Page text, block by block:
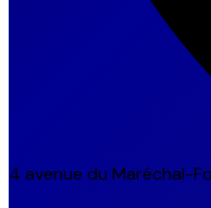
4 avenue du Maréchal-